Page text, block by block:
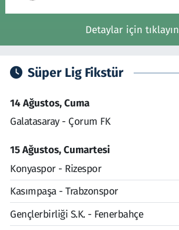
Detaylar için tıklayın
Süper Lig Fikstür
14 Ağustos, Cuma
Galatasaray - Çorum FK
15 Ağustos, Cumartesi
Konyaspor - Rizespor
Kasımpaşa - Trabzonspor
Gençlerbirliği S.K. - Fenerbahçe